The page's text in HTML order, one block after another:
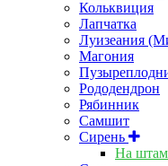
Кольквиция
Лапчатка
Луизеания
Магония
Рододендрон
Рябинник
Самшит
Сирень
На